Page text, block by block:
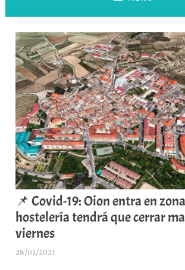
📌 Covid-19: Oion entra en
hostelería tendrá que cerrar
viernes
28/01/2021